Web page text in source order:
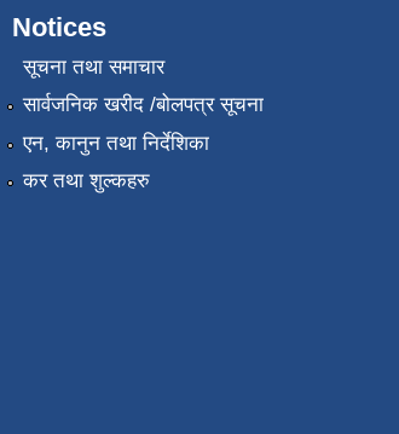
Notices
सूचना तथा समाचार
सार्वजनिक खरीद /बोलपत्र सूचना
एन, कानुन तथा निर्देशिका
कर तथा शुल्कहरु